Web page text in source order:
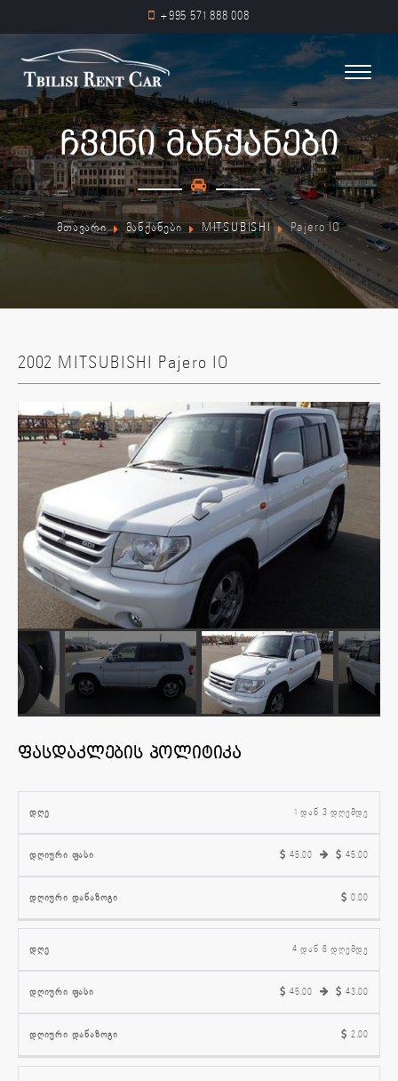
+995 571 888 008
ჩვენი მანქანები
მთავარი მანქანები MITSUBISHI Pajero IO
2002 MITSUBISHI Pajero IO
ფასდაკლების პოლიტიკა
დღე
ფასი
დანაზოგი
1 დან 3 დღემდე
45.00 45.00
0.00
4 დან 6 დღემდე
45.00 43.00
2.00